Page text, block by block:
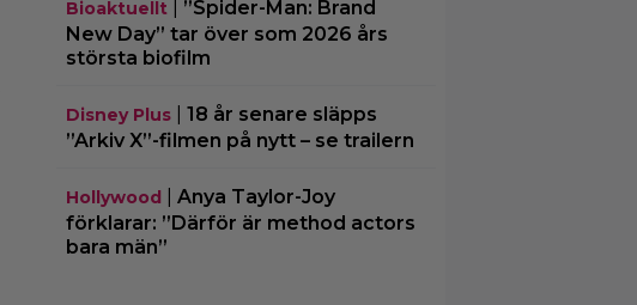
Bioaktuellt| ”Spider-Man: Brand
New Day” tar över som 2026 års
största biofilm
Disney Plus| 18 år senare släpps
”Arkiv X”-filmen på nytt – se trailern
Hollywood
Anya Taylor-Joy
förklarar: ”Därför är method actors
bara män”